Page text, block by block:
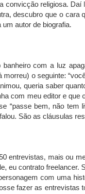
religiosa.
descubro que o
autor de biografia.
com a luz
o seguinte:
queria saber
com meu editor e
bem, não tem
São as cláusulas
entrevistas, mais ou
eu contrato
com uma
fazer as